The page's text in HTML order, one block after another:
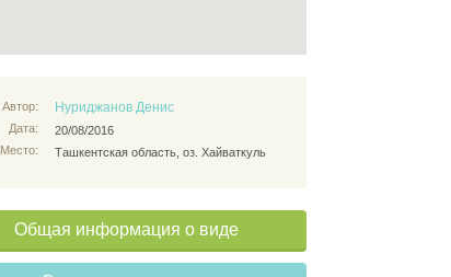
Автор:
Дата:
Место:
Нуриджанов Денис
20/08/2016
Ташкентская область, оз. Хайваткуль
Общая информация о виде